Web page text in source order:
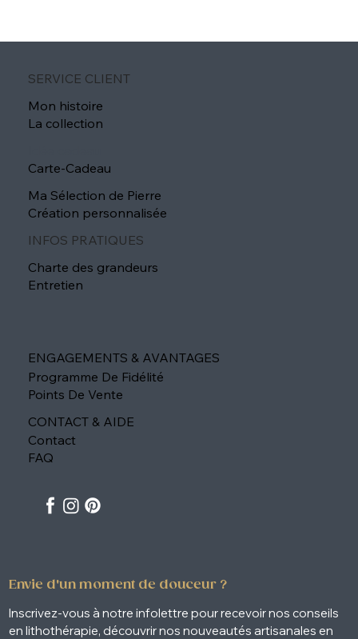
SERVICE CLIENT
Mon histoire
La collection
Carte-Cadeau
Ma Sélection de Pierre
Création personnalisée
INFOS PRATIQUES
Charte des grandeurs
Entretien
ENGAGEMENTS & AVANTAGES
Programme De Fidélité
Points De Vente
CONTACT & AIDE
Contact
FAQ
Envie d'un moment de douceur ?
Inscrivez-vous à notre infolettre pour recevoir nos conseils
en lithothérapie, découvrir nos nouveautés artisanales en